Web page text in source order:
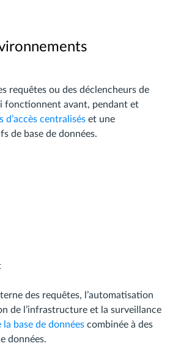
requêtes ou des déclencheurs de
fonctionnent avant, pendant et
d’accès centralisés et une
de base de données.
des requêtes, l’automatisation
de l’infrastructure et la surveillance
base de données combinée à des
données.